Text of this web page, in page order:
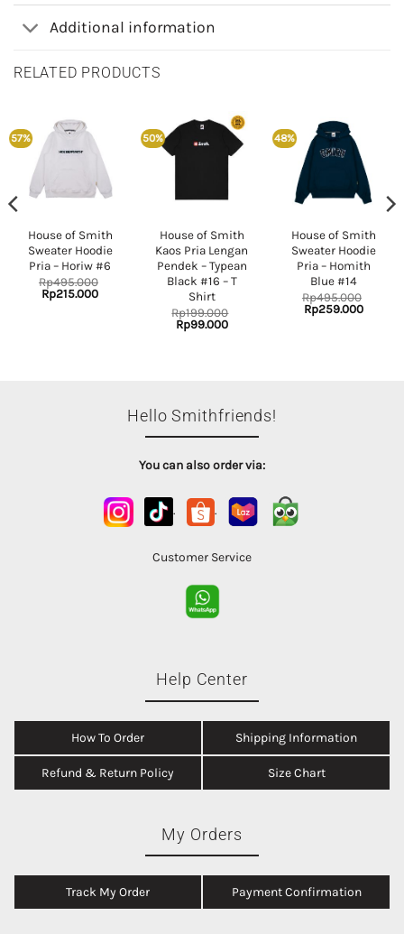
Additional information
RELATED PRODUCTS
57%
House of Smith
Sweater Hoodie
Pria – Horiw #6
Rp495.000
Original
price
Rp215.000Current
50%
House of Smith
Kaos Pria Lengan
Pendek – Typean
Black #16 – T
Shirt
Rp199.000
Original
price
Rp99.000Current
48%
House of Smith
Sweater Hoodie
Pria – Homith
Blue #14
Rp495.000
Original
price
Rp259.000Current
Hello Smithfriends!
You can also order via:
. .
Customer Service
Help Center
How To Order Shipping Information
Refund & Return Policy Size Chart
My Orders
Track My Order Payment Confirmation